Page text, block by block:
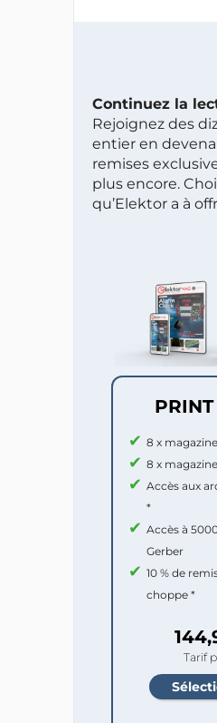
Continuez la
Rejoignez des
entier en
remises
plus encore.
qu’Elektor a à
PRINT
8 x
8 x
Accès aux
*
Accès à
Gerber
10 % de
choppe *
Tarif